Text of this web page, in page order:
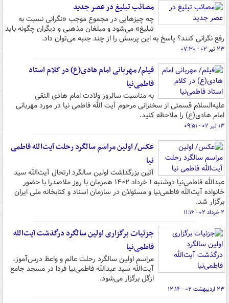
مصائب تبلیغ در عصر جدید
چه چیزهایی در مجموع موجب «نگرانی نسبت به
تبلیغ» می‌شود و مبلغان مذهبی و دیگران چگونه باید
رفع نگرانی کنند؟ پاسخ به این پرسش را از چند جنبه می‌توان داد.
۲۳ تیر ۰۲ - ۰۷:۳۰
فیلم/ مهربانی امام هادی(ع) در کلام استاد
فاطمی‌نیا
به مناسبت سالروز ولادت امام هادی النقی
علیه‌السلام قسمتی از سخنرانی مرحوم آیت الله فاطمی نیا در مورد مهربانی
امام هادی(ع) را ملاحظه کنید.
۱۳ تیر ۰۲ - ۰۹:۵۱
عکس/ اولین مراسم سالگرد رحلت آیت‌الله فاطمی
نیا
آئین بزرگداشت اولین سالگرد ارتحال آیت‌الله سید
عبدالله فاطمی‌نیا دوشنبه ۱ خرداد ۱۴۰۲ همزمان با روز ملاصدرا با حضور
خانواده آیت‌الله فاطمی‌نیا و مسئولان در سازمان اسناد و کتابخانه ملی ایران
برگزار شد.
۲ خرداد ۰۲ - ۱۱:۱۶
جزئیات برگزاری اولین سالگرد درگذشت آیت‌الله
فاطمی‌نیا
مراسم اولین سالگرد رحلت عالم و واعظ درس‌آموز،
آیت‌الله سید عبدالله فاطمی‌نیا فردا در مسجد جامع
ازگل برگزار می‌شود.
۲۳ اردیبهشت ۰۲ - ۱۲:۱۴